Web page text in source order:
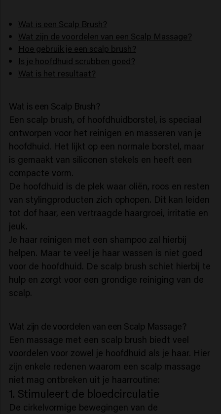
Wat is een Scalp Brush?
Wat zijn de voordelen van een Scalp Massage?
Hoe gebruik je een scalp brush?
Is je hoofdhuid scrubben goed?
Wat is het resultaat?
Wat is een Scalp Brush?
Een scalp brush, of hoofdhuidborstel, is speciaal
ontworpen voor het reinigen en masseren van je
hoofdhuid. Het lijkt op een normale borstel, maar
is gemaakt van siliconen stekels en heeft een
compacte vorm.
De hoofdhuid is de plek waar oliën, roos en resten
van stylingproducten zich ophopen. Dit kan leiden
tot dof haar, een vertraagde haargroei, irritatie en
jeuk.
Je haar reinigen met een shampoo zal hierbij
helpen. Maar te veel je haar wassen is niet goed
voor de hoofdhuid. De scalp brush schiet hierbij te
hulp en zorgt voor een grondige reiniging van de
scalp.
Wat zijn de voordelen van een Scalp Massage?
Een massage met een scalp brush biedt veel
voordelen voor zowel je hoofdhuid als je haar. Hier
zijn enkele redenen waarom een scalp massage
niet mag ontbreken uit je haarroutine:
1. Stimuleert de bloedcirculatie
De cirkelvormige bewegingen van de